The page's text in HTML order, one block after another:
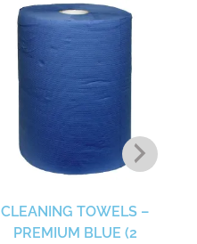
CLEANING TOWELS –
PREMIUM BLUE (2